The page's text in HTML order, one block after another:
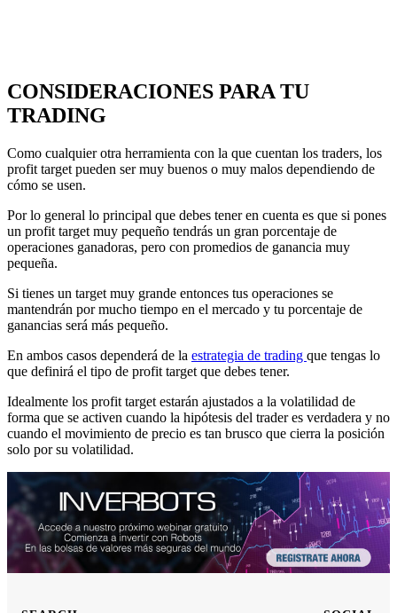
CONSIDERACIONES PARA TU
TRADING
Como cualquier otra herramienta con la que cuentan los traders, los
profit target pueden ser muy buenos o muy malos dependiendo de
cómo se usen.
Por lo general lo principal que debes tener en cuenta es que si pones
un profit target muy pequeño tendrás un gran porcentaje de
operaciones ganadoras, pero con promedios de ganancia muy
pequeña.
Si tienes un target muy grande entonces tus operaciones se
mantendrán por mucho tiempo en el mercado y tu porcentaje de
ganancias será más pequeño.
En ambos casos dependerá de la estrategia de trading que tengas lo
que definirá el tipo de profit target que debes tener.
Idealmente los profit target estarán ajustados a la volatilidad de
forma que se activen cuando la hipótesis del trader es verdadera y no
cuando el movimiento de precio es tan brusco que cierra la posición
solo por su volatilidad.